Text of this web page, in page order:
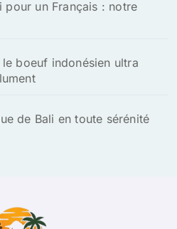
pour un Français : notre
boeuf indonésien ultra
de Bali en toute sérénité